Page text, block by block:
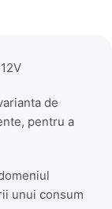
de
pentru a
unui consum